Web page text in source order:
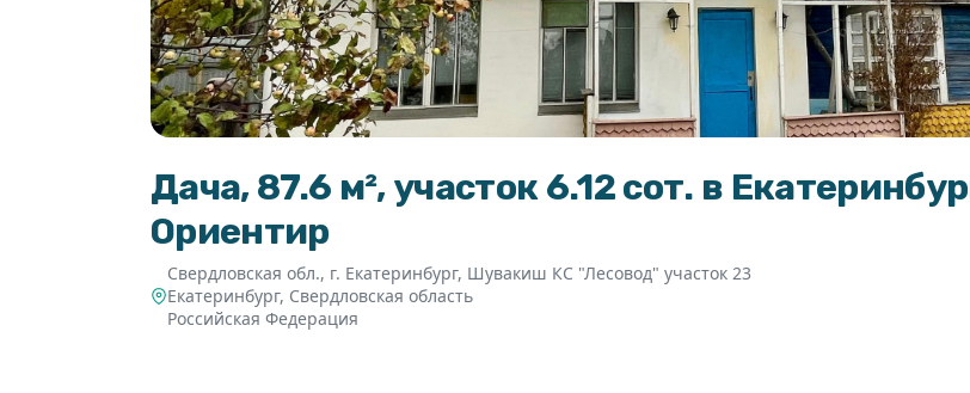
Дача, 87.6 м², участок 6.12 сот. в
Ориентир
Свердловская обл., г. Екатеринбург, Шувакиш КС "Лесовод" участок 23
Екатеринбург, Свердловская область
Российская Федерация